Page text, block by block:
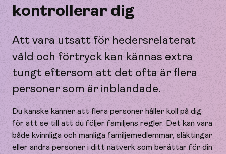
kontrollerar dig
Att vara utsatt för hedersrelaterat
våld och förtryck kan kännas extra
tungt eftersom att det ofta är flera
personer som är inblandade.
Du kanske känner att flera personer håller koll på dig
för att se till att du följer familjens regler. Det kan vara
både kvinnliga och manliga familjemedlemmar, släktingar
eller andra personer i ditt nätverk som berättar för din